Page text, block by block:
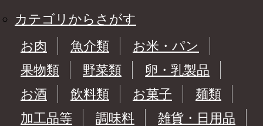
カテゴリからさがす
お肉
魚介類
お米・パン
果物類
野菜類
卵・乳製品
お酒
飲料類 お菓子
麺類
加工品等
調味料
雑貨・日用品